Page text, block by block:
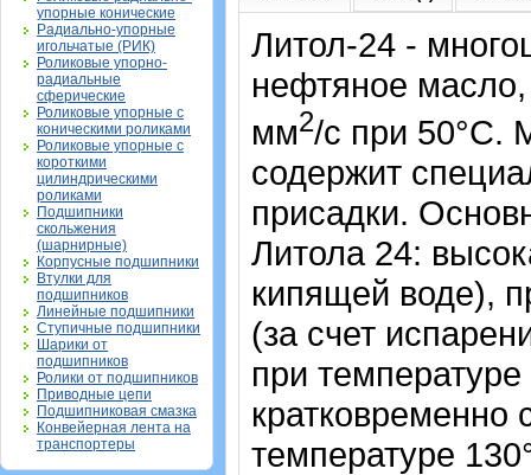
упорные конические
Радиально-упорные
игольчатые (РИК)
Роликовые упорно-
радиальные
сферические
Роликовые упорные с
коническими роликами
Роликовые упорные с
короткими
цилиндрическими
роликами
Подшипники
скольжения
(шарнирные)
Корпусные подшипники
Втулки для
подшипников
Линейные подшипники
Ступичные подшипники
Шарики от
подшипников
Ролики от подшипников
Приводные цепи
Подшипниковая смазка
Конвейерная лента на
транспортеры
Литол-24 -
нефтяное масло,
мм2/с при 50°С.
содержит
присадки.
Литола 24:
кипящей воде),
(за счет
при
кратковременно
температуре